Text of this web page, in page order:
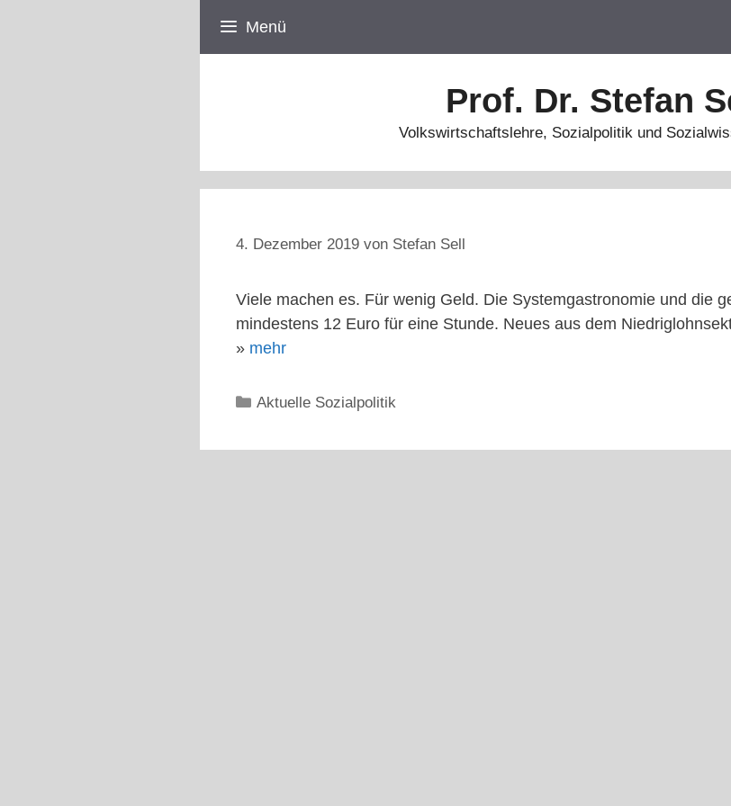
Menü
Prof. Dr. Stefan
Volkswirtschaftslehre, Sozialpolitik und
4. Dezember 2019 von Stefan Sell
Viele machen es. Für wenig Geld. Die Systemgastronomie und die
mindestens 12 Euro für eine Stunde. Neues aus dem
» mehr
Kategorien
Aktuelle Sozialpolitik